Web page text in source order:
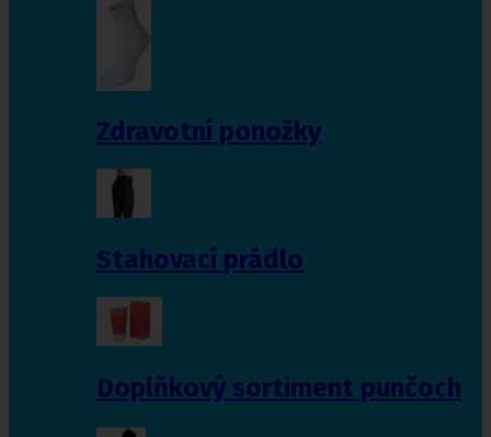
Zdravotní ponožky
Stahovací prádlo
Doplňkový sortiment punčoch